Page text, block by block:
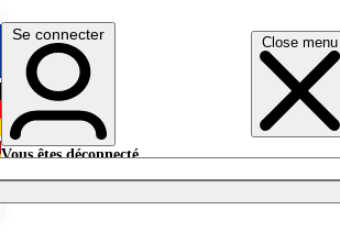
Close menu
English
Deutsch
Se connecter
Vous êtes déconnecté.